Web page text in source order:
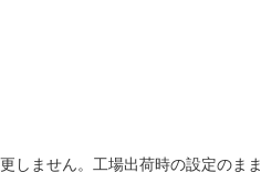
しません。工場出荷時の設定の